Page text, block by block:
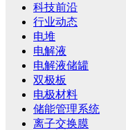
科技前沿
行业动态
电堆
电解液
电解液储罐
双极板
电极材料
储能管理系统
离子交换膜